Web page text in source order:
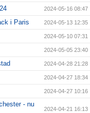
2024-05-16 08:47
i Paris 2024-05-13 12:35
2024-05-10 07:31
2024-05-05 23:40
2024-04-28 21:28
2024-04-27 18:34
2024-04-27 10:16
- nu
2024-04-21 16:13